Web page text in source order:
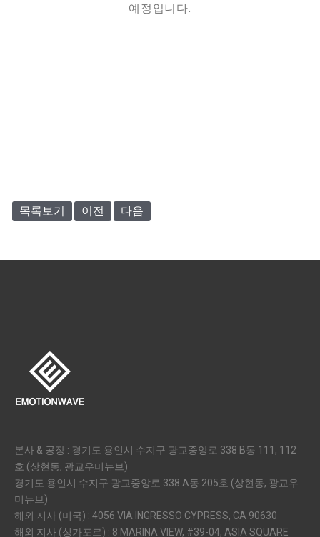
예정입니다.
목록보기 이전 다음
본사 & 공장 : 경기도 용인시 수지구 광교중앙로 338 B동 111, 112
호 (상현동, 광교우미뉴브)
경기도 용인시 수지구 광교중앙로 338 A동 205호 (상현동, 광교우
미뉴브)
해외 지사 (미국) : 4056 VIA INGRESSO CYPRESS, CA 90630
해외 지사 (싱가포르) : 8 MARINA VIEW, #39-04, ASIA SQUARE